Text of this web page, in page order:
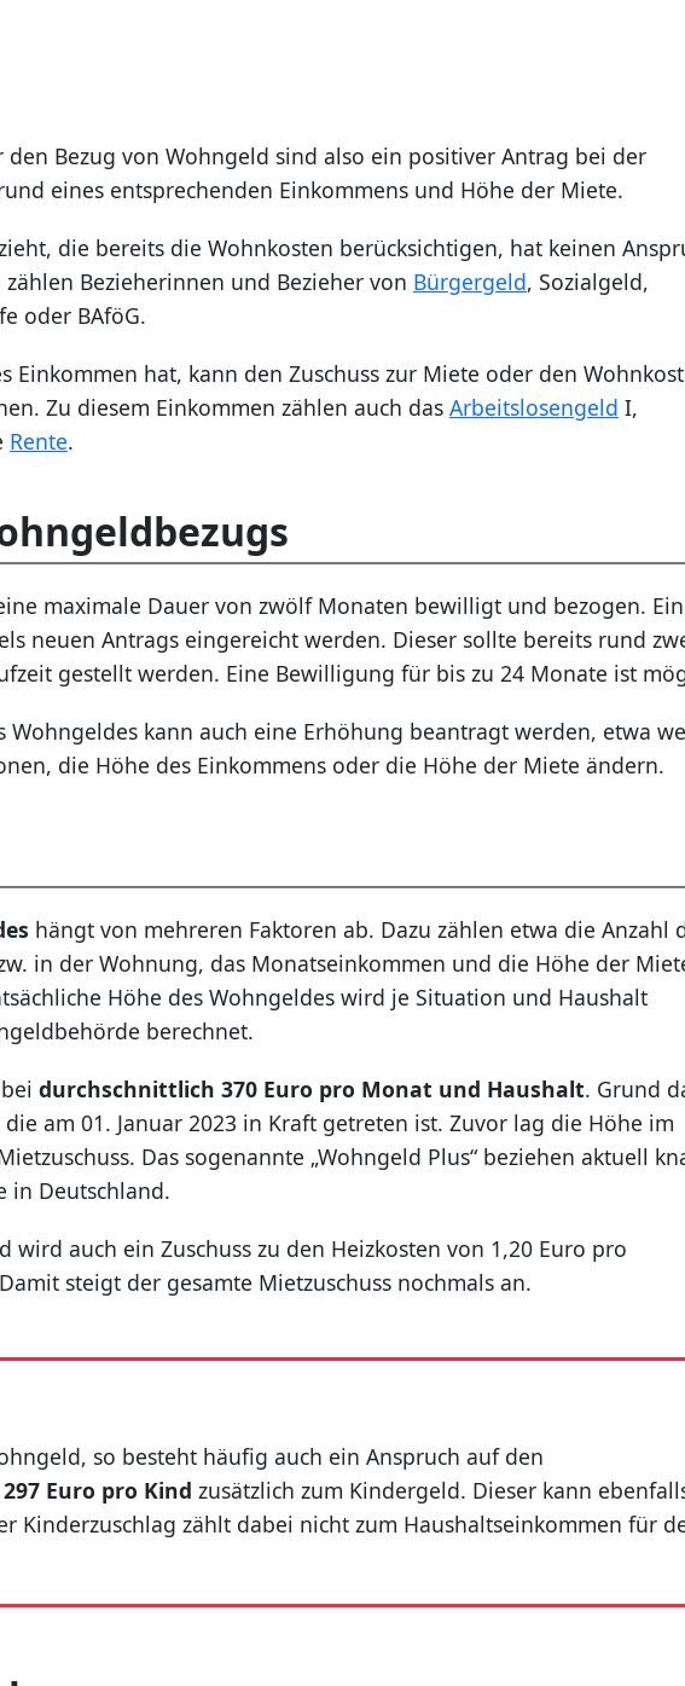
den Bezug von Wohngeld sind also ein positiver Antrag bei der
eines entsprechenden Einkommens und Höhe der Miete.
die bereits die Wohnkosten berücksichtigen, hat keinen
Bezieherinnen und Bezieher von Bürgergeld, Sozialgeld,
oder BAföG.
Einkommen hat, kann den Zuschuss zur Miete oder den
Zu diesem Einkommen zählen auch das Arbeitslosengeld I,
Rente.
maximale Dauer von zwölf Monaten bewilligt und bezogen.
neuen Antrags eingereicht werden. Dieser sollte bereits rund
gestellt werden. Eine Bewilligung für bis zu 24 Monate ist
Wohngeldes kann auch eine Erhöhung beantragt werden, etwa
die Höhe des Einkommens oder die Höhe der Miete ändern.
hängt von mehreren Faktoren ab. Dazu zählen etwa die Anzahl
in der Wohnung, das Monatseinkommen und die Höhe der
Höhe des Wohngeldes wird je Situation und Haushalt
berechnet.
durchschnittlich 370 Euro pro Monat und Haushalt. Grund
am 01. Januar 2023 in Kraft getreten ist. Zuvor lag die Höhe im
Das sogenannte „Wohngeld Plus“ beziehen aktuell
in Deutschland.
wird auch ein Zuschuss zu den Heizkosten von 1,20 Euro pro
steigt der gesamte Mietzuschuss nochmals an.
so besteht häufig auch ein Anspruch auf den
Euro pro Kind zusätzlich zum Kindergeld. Dieser kann
Kinderzuschlag zählt dabei nicht zum Haushaltseinkommen für